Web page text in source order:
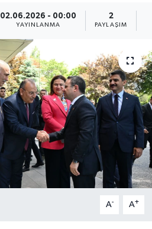
02.06.2026 - 00:00
YAYINLANMA
2
PAYLAŞIM
A- A+